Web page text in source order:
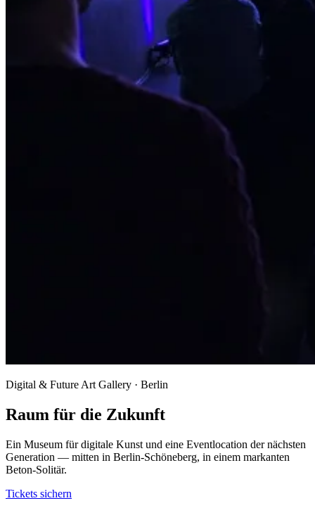
Digital & Future Art Gallery · Berlin
Raum für die Zukunft
Ein Museum für digitale Kunst und eine Eventlocation der nächsten
Generation — mitten in Berlin-Schöneberg, in einem markanten
Beton-Solitär.
Tickets sichern